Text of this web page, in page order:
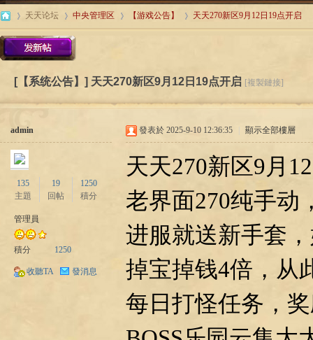
»
天天论坛
›
中央管理区
›
【游戏公告】
›
天天270新区9月12日19点开启
[【系统公告】] 天天270新区9月12日19点开启 [複製鏈接]
admin
135
主題
19
回帖
1250
積分
管理員
積分 1250
收聽TA 發消息
發表於 2025-9-10 12:36:35 顯示全部樓層
天天270新区9月
老界面270纯手动
进服就送新手套
掉宝掉钱4倍，从
每日打怪任务，